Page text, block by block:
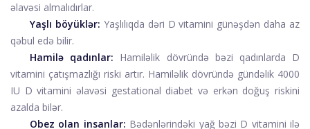
əlavəsi almalıdırlar.
Yaşlı böyüklər: Yaşlılıqda dəri D vitamini günəşdən daha az
qəbul edə bilir.
Hamilə qadınlar: Hamiləlik dövründə bəzi qadınlarda D
vitamini çatışmazlığı riski artır. Hamiləlik dövründə gündəlik 4000
IU D vitamini əlavəsi gestational diabet və erkən doğuş riskini
azalda bilər.
Obez olan insanlar: Bədənlərindəki yağ bəzi D vitamini ilə